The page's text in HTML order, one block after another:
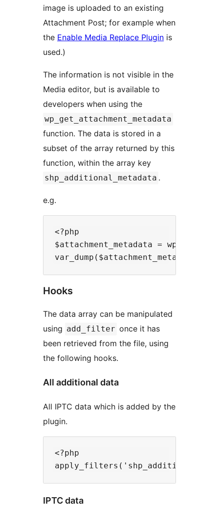
image is uploaded to an existing
Attachment Post; for example when
the Enable Media Replace Plugin is
used.)
The information is not visible in the
Media editor, but is available to
developers when using the
wp_get_attachment_metadata
function. The data is stored in a
subset of the array returned by this
function, within the array key
shp_additional_metadata .
e.g.
<?php
$attachment_metadata =
Hooks
The data array can be manipulated
using add_filter once it has
been retrieved from the file, using
the following hooks.
All additional data
All IPTC data which is added by the
plugin.
<?php
IPTC data